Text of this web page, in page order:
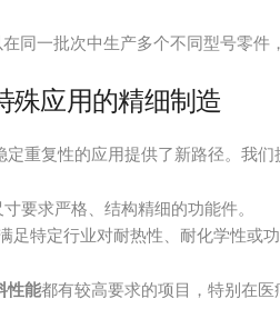
同一批次中生产多个不同型号零件
殊应用的精细制造
重复性的应用提供了新路径。我们
要求严格、结构精细的功能件。
足特定行业对耐热性、耐化学性或
性能都有较高要求的项目，特别在医